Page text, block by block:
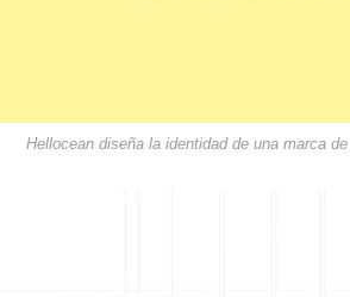
Hellocean diseña la identidad de una marca